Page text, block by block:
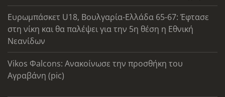
Ευρωμπάσκετ U18, Βουλγαρία-Ελλάδα 65-67: Έφτασε
στη νίκη και θα παλέψει για την 5η θέση η Εθνική
Νεανίδων
Vikos Φalcons: Ανακοίνωσε την προσθήκη του
Αγραβάνη (pic)